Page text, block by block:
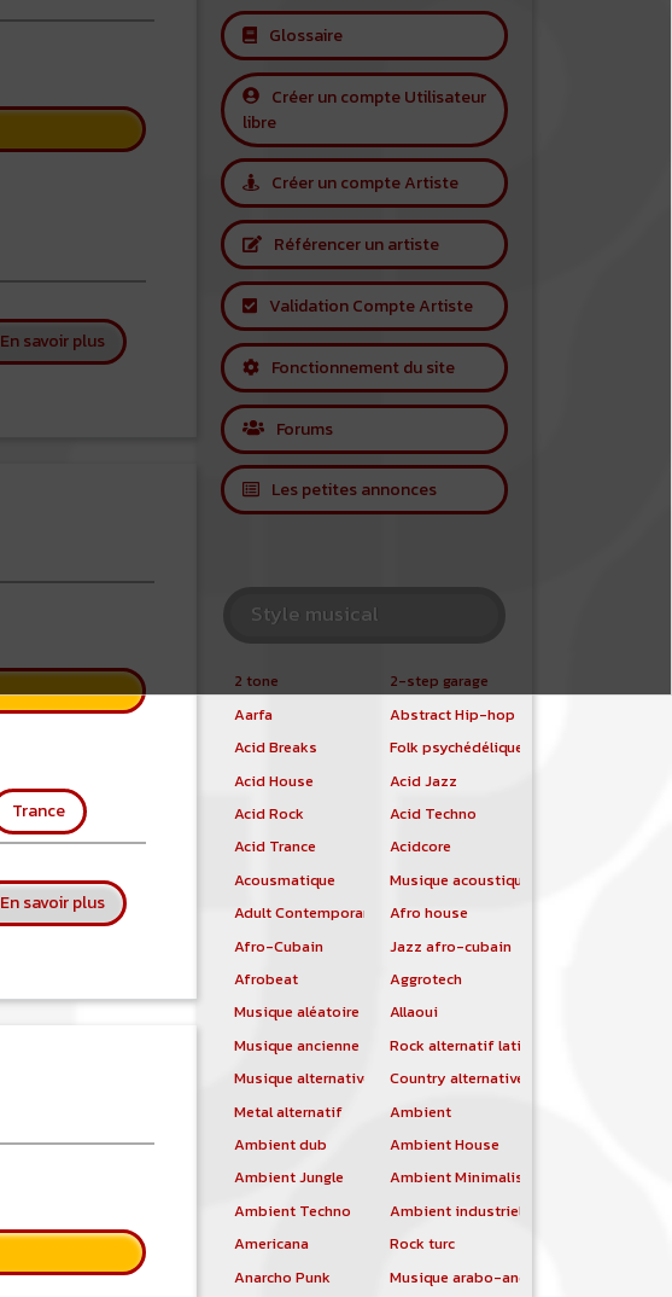
En savoir plussur Sylvain Luc
Trance
En savoir plussur Sven Vath
Glossaire
Créer un compte Utilisateur
libre
Créer un compte Artiste
Référencer un artiste
Validation Compte Artiste
Fonctionnement du site
Forums
Les petites annonces
Style musical
2 tone
2-step garage
Aarfa
Abstract Hip-hop
Acid Breaks
Folk psychédélique
Acid House
Acid Jazz
Acid Rock
Acid Techno
Acid Trance
Acidcore
Acousmatique
Musique acoustique
Adult Contemporary
Afro house
Afro-Cubain
Jazz afro-cubain
Afrobeat
Aggrotech
Musique aléatoire
Allaoui
Musique ancienne
Rock alternatif latino
Musique alternative
Country alternative
Metal alternatif
Ambient
Ambient dub
Ambient House
Ambient Jungle
Ambient Minimalist
Ambient Techno
Ambient industriel
Americana
Rock turc
Anarcho Punk
Musique arabo-andalouse